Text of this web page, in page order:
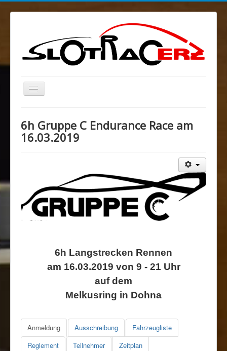
Navigation
an/aus
MELKUSRING
Sponsoren/Förderer
Spenden
Rechtliches
6h Gruppe C Endurance Race am
16.03.2019
6h Langstrecken Rennen
am 16.03.2019 von 9 - 21 Uhr
auf dem
Melkusring in Dohna
Anmeldung Ausschreibung
Fahrzeugliste
Reglement
Teilnehmer Zeitplan